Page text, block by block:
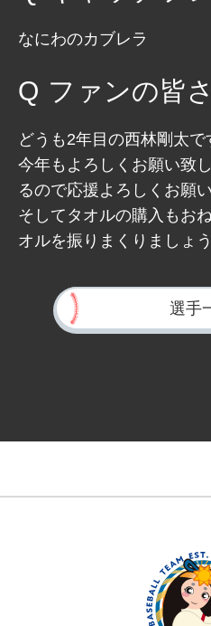
なにわのカブレラ
ファンの皆
どうも2年目の西林剛太で
今年もよろしくお願い致
るので応援よろしくお願
そしてタオルの購入もお
オルを振りまくりましょう
選手